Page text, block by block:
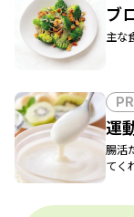
ブ
主な
PR
運
腸活
てく